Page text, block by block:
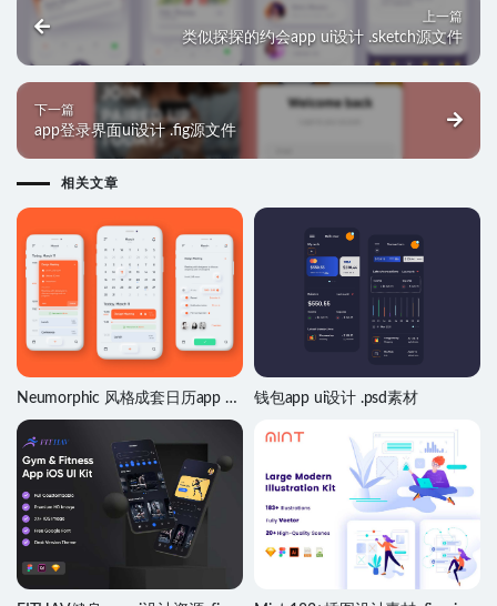
上一篇
类似探探的约会app ui设计 .sketch源文件
下一篇
app登录界面ui设计 .fig源文件
相关文章
Neumorphic 风格成套日历app ui
设计 .fig素材
钱包app ui设计 .psd素材